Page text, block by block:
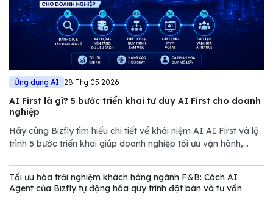
Ứng dụng AI 28 Thg 05 2026
AI First là gì? 5 bước triển khai tư duy AI First cho doanh
nghiệp
Hãy cùng Bizfly tìm hiểu chi tiết về khái niệm AI AI First và lộ
trình 5 bước triển khai giúp doanh nghiệp tối ưu vận hành,
đầy biến động.
Tối ưu hóa trải nghiệm khách hàng ngành F&B: Cách AI
Agent của Bizfly tự động hóa quy trình đặt bàn và tư vấn